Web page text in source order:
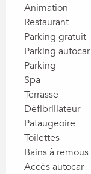
Animation
Restaurant
Parking gratuit
Parking autocar
Parking
Spa
Terrasse
Défibrillateur
Pataugeoire
Toilettes
Bains à remous
Accès autocar